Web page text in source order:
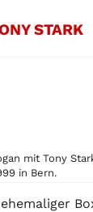
STARK
mit Tony
in Bern.